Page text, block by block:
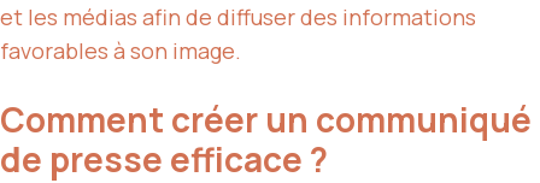
et les médias afin de diffuser des informations
favorables à son image.
Comment créer un communiqué
de presse efficace ?